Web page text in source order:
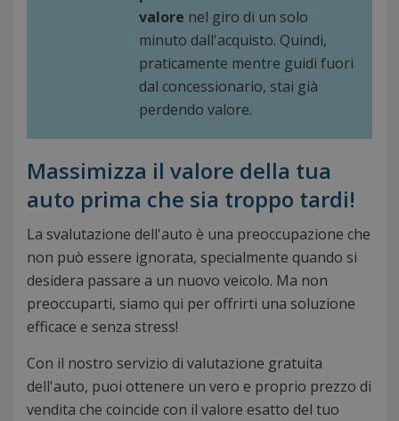
valore nel giro di un solo
minuto dall'acquisto. Quindi,
praticamente mentre guidi fuori
dal concessionario, stai già
perdendo valore.
Massimizza il valore della tua
auto prima che sia troppo tardi!
La svalutazione dell'auto è una preoccupazione che
non può essere ignorata, specialmente quando si
desidera passare a un nuovo veicolo. Ma non
preoccuparti, siamo qui per offrirti una soluzione
efficace e senza stress!
Con il nostro servizio di valutazione gratuita
dell'auto, puoi ottenere un vero e proprio prezzo di
vendita che coincide con il valore esatto del tuo